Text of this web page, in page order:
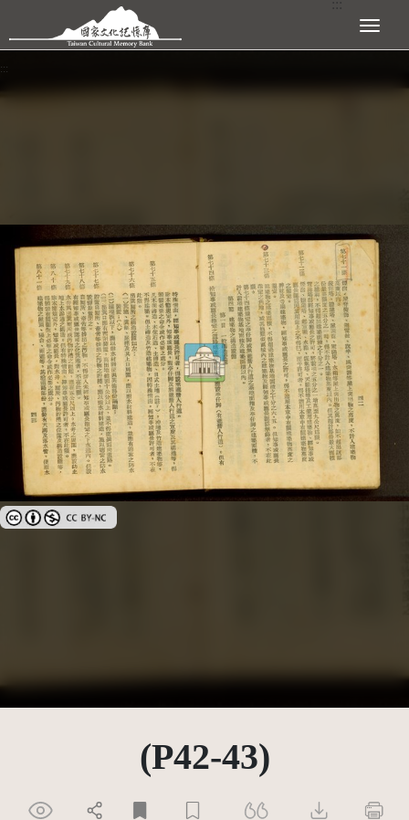
跳到主要內容區塊 展開選單
:::
創用CC姓名標示-非商業性 3.0 台灣及其後版本(CC BY-NC 3.0 TW +)
(P42-43)